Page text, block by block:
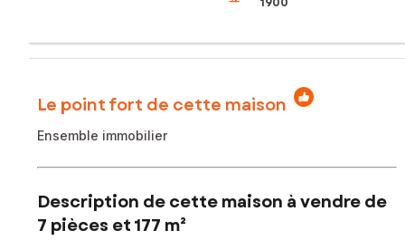
Le point fort de cette maison
Ensemble immobilier
Description de cette maison à vendre de
7 pièces et 177 m²